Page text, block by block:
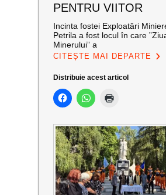
PENTRU VIITOR
Incinta fostei Exploatări
Petrila a fost locul în care
Minerului” a
CITEȘTE MAI DEPARTE
Distribuie acest articol